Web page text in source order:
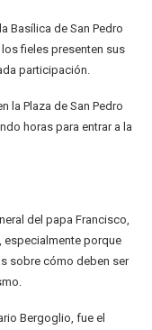
Basílica de San Pedro
fieles presenten sus
participación.
la Plaza de San Pedro
horas para entrar a la
del papa Francisco,
especialmente porque
sobre cómo deben ser
Bergoglio, fue el